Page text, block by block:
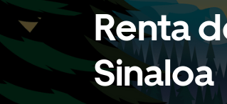
Renta
Sinaloa